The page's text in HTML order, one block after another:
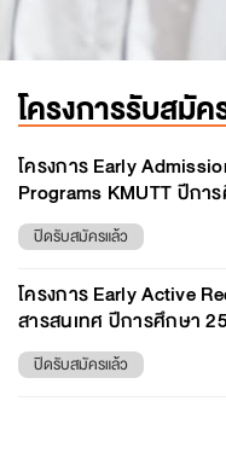
โครงการรับสมั
โครงการ Early
Programs KMUTT ปีกา
ปิดรับสมัครแล้ว
โครงการ Early Active
สารสนเทศ ปีการศึกษา
ปิดรับสมัครแล้ว
เว็บไซต์ที่ใช้งาน
เลือกการตั้งค่า
เลือก "ความเป็นส่วน
security)
เลือก “บล็อกคุกกี้ทั้ง